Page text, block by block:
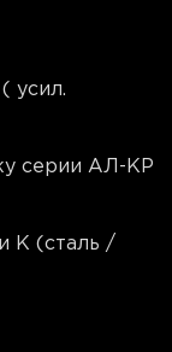
усил.
серии АЛ-КР
K (сталь /